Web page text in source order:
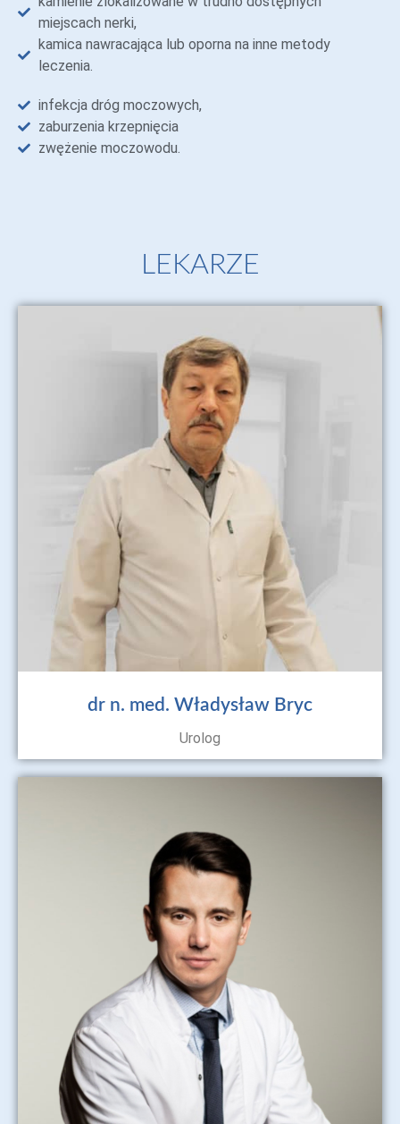
miejscach nerki,
kamica nawracająca lub oporna na inne metody
leczenia.
infekcja dróg moczowych,
zaburzenia krzepnięcia
zwężenie moczowodu.
LEKARZE
dr n. med. Władysław Bryc
Urolog